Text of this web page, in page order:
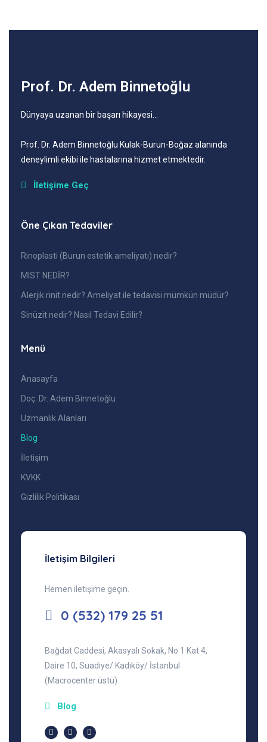
Prof. Dr. Adem Binnetoğlu
Dünyaya uzanan bir başarı hikayesi…
Prof . Dr. Adem Binnetoğlu Kulak-Burun-Boğaz alanında
deneylimli ekibi ile hastalarına hizmet etmektedir.
İletişime Geç
Öne Çıkan Tedaviler
Rinoplasti (Burun estetik ameliyatı) nedir?
MIST NEDİR?
Alerjik rinit nedir? Ameliyat ile tedavisi mümkün müdür?
Sinüzit nedir? Nasıl Tedavi Edilir?
Menü
Anasayfa
Doç. Dr. Adem Binnetoğlu
Uzmanlık Alanları
Blog
İletişim
KVKK
Gizlilik Politikası
İletişim Bilgileri
Hemen iletişime geçin.
0 (532) 179 25 51
Bağdat Caddesi, Akasyalı Sokak, No 1 Kat 4,
Daire 10, Suadiye/ Kadıköy/ İstanbul
(Macrocenter üstü)
Blog